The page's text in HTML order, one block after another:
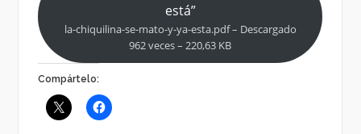
está”
la-chiquilina-se-mato-y-ya-esta.pdf – Descargado
962 veces – 220,63 KB
Compártelo: